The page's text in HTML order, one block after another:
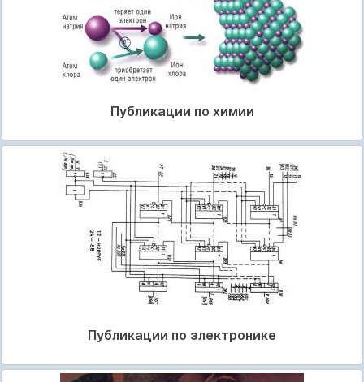
Публикации по химии
Публикации по электронике